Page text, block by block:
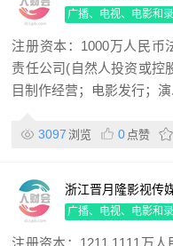
广播、电视、电影和
注册资本：1000万人民币
责任公司(自然人投资或控
目制作经营；电影发行；演
3097 浏览 0 点赞
浙江晋月隆影视传
广播、电视、电影和
注册资本：1211.1111万